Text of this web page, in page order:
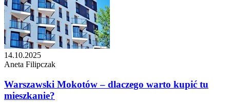
14.10.2025
Aneta Filipczak
Warszawski Mokotów – dlaczego warto kupić tu
mieszkanie?